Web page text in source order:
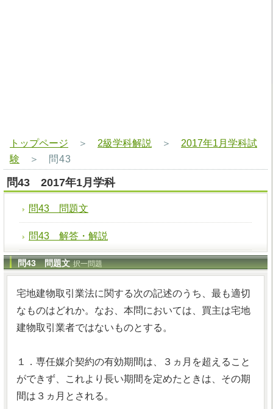
トップページ ＞ 2級学科解説 ＞ 2017年1月学科試
験 ＞ 問43
問43 2017年1月学科
問43 問題文
問43 解答・解説
問43 問題文 択一問題
宅地建物取引業法に関する次の記述のうち、最も適切
なものはどれか。なお、本問においては、買主は宅地
建物取引業者ではないものとする。
１．専任媒介契約の有効期間は、３ヵ月を超えること
ができず、これより長い期間を定めたときは、その期
間は３ヵ月とされる。